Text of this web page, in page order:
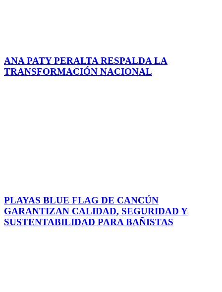
ANA PATY PERALTA RESPALDA LA
TRANSFORMACIÓN NACIONAL
PLAYAS BLUE FLAG DE CANCÚN
GARANTIZAN CALIDAD, SEGURIDAD Y
SUSTENTABILIDAD PARA BAÑISTAS